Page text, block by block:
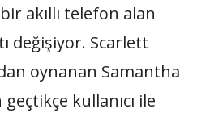
akıllı telefon alan
değişiyor. Scarlett
oynanan Samantha
geçtikçe kullanıcı ile